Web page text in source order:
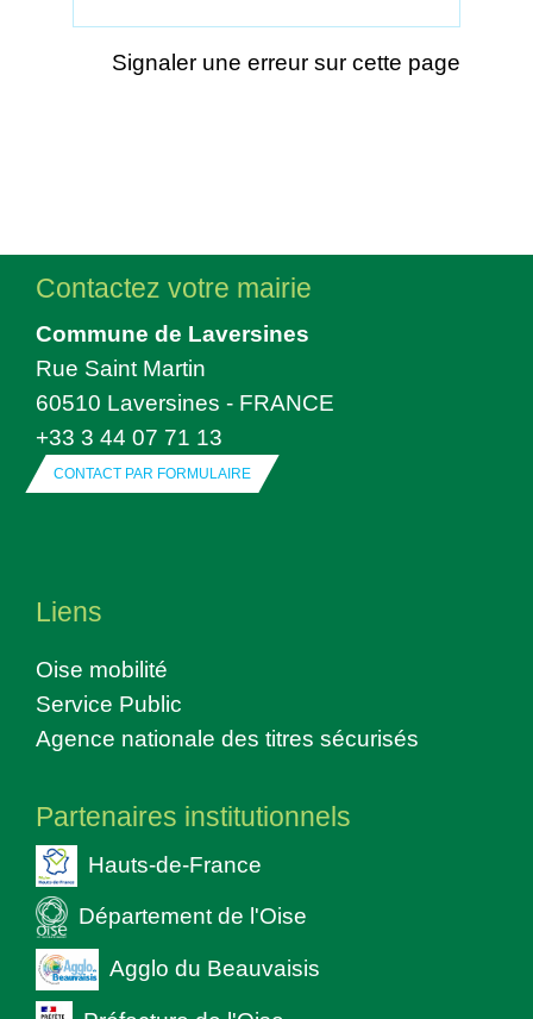
Signaler une erreur sur cette page
Contactez votre mairie
Commune de Laversines
Rue Saint Martin
60510 Laversines - FRANCE
+33 3 44 07 71 13
CONTACT PAR FORMULAIRE
Liens
Oise mobilité
Service Public
Agence nationale des titres sécurisés
Partenaires institutionnels
Hauts-de-France
Département de l'Oise
Agglo du Beauvaisis